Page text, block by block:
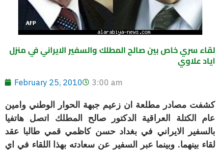
لقاء سري خاص بين صالح المطلك والسفير الايراني في منزل
اياد علاوي
February 25, 2010 3:00 am
كشفت مصادر مطلعة ان زعيم جبهة الحوار الوطني وامين
عام الكتلة العراقية الدكتور صالح المطلك اتصل هاتفيا
بالسفير الايراني في بغداد حسن كاظمي قمي طالبا عقد
لقاء بينهما. وبينما عبر السفير عن سعادته بهذا اللقاء في اي